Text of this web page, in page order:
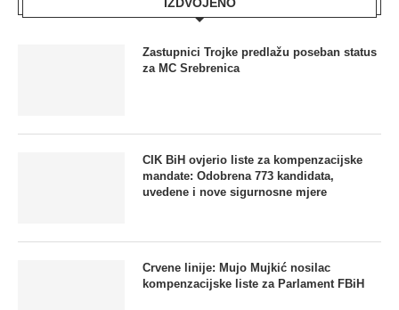
Zastupnici Trojke predlažu poseban status
za MC Srebrenica
CIK BiH ovjerio liste za kompenzacijske
mandate: Odobrena 773 kandidata,
uvedene i nove sigurnosne mjere
Crvene linije: Mujo Mujkić nosilac
kompenzacijske liste za Parlament FBiH